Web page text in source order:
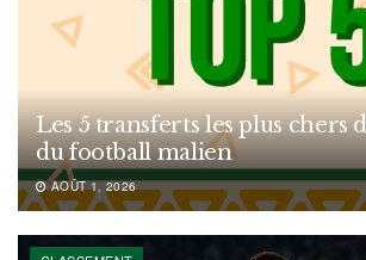
Les 5 transferts les plus chers
du football malien
AOÛT 1, 2026